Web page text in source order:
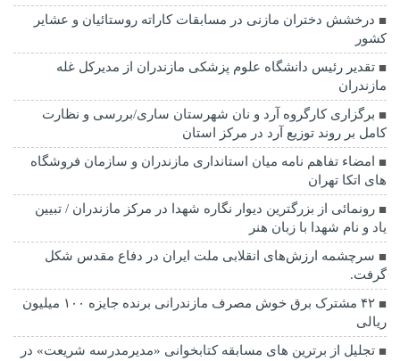
درخشش دختران مازنی در مسابقات کاراته روستائیان و عشایر
کشور
تقدیر رئیس دانشگاه علوم پزشکی مازندران از مدیرکل غله
مازندران
برگزاری کارگروه آرد و نان شهرستان ساری/بررسی و نظارت
کامل بر روند توزیع آرد در مرکز استان
امضاء تفاهم نامه میان استانداری مازندران و سازمان فروشگاه
های اتکا تهران
رونمائی از بزرگترین دیوار نگاره شهدا در مرکز مازندران / تبیین
یاد و نام شهدا با زبان هنر
سرچشمه ارزش‌های انقلابی ملت ایران در دفاع مقدس شکل
گرفت.
۴۲ مشترک برق خوش مصرف مازندرانی برنده جایزه ۱۰۰ میلیون
ریالی
تجلیل از برترین های مسابقه کتابخوانی «مدیرمدرسه شریعت» در